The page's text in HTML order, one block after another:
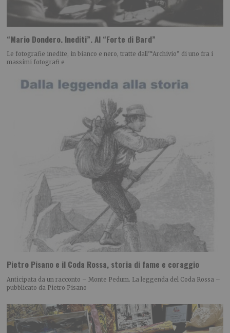
“Mario Dondero. Inediti”. Al “Forte di Bard”
Le fotografie inedite, in bianco e nero, tratte dall’“Archivio” di uno fra i
massimi fotografi e
Pietro Pisano e il Coda Rossa, storia di fame e coraggio
Anticipata da un racconto – Monte Pedum. La leggenda del Coda Rossa –
pubblicato da Pietro Pisano